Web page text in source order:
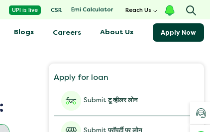
Apply for loan
Submitटू व्हीलर लोन
Submitप्रॉपर्टी पर लोन
UPI is live CSR Emi Calculator Reach Us
Blogs Careers About Us Apply Now